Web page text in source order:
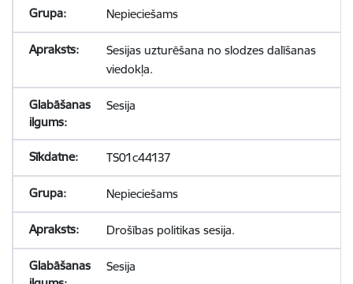
Nepieciešams
Sesijas uzturēšana no slodzes dalīšanas
viedokļa.
Sesija
TS01c44137
Nepieciešams
Drošības politikas sesija.
Sesija